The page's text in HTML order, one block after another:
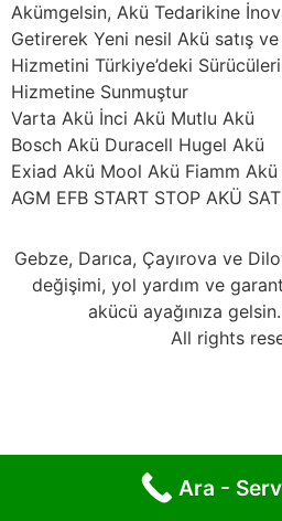
Akümgelsin, Akü Tedarikine
Getirerek Yeni nesil Akü satış
Hizmetini Türkiye’deki
Hizmetine Sunmuştur
Varta Akü İnci Akü Mutlu Akü
Bosch Akü Duracell Hugel Akü
Exiad Akü Mool Akü Fiamm Akü
AGM EFB START STOP AKÜ
Gebze, Darıca, Çayırova ve
değişimi, yol yardım ve
akücü ayağınıza
All rights
Ara -